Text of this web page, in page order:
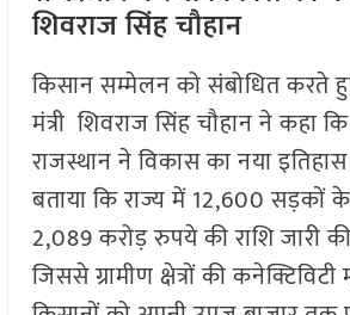
शिवराज सिंह चौहान
किसान सम्मेलन को संबोधित करते
मंत्री शिवराज सिंह चौहान ने कहा
राजस्थान ने विकास का नया इतिहास
बताया कि राज्य में 12,600 सड़कों
2,089 करोड़ रुपये की राशि जारी
जिससे ग्रामीण क्षेत्रों की